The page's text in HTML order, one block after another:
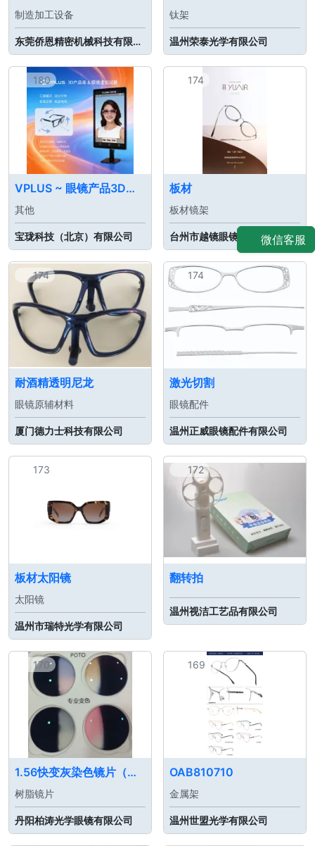
制造加工设备
东莞侨恩精密机械科技有限公司
钛架
温州荣泰光学有限公司
180
VPLUS ~ 眼镜产品3D建库/电商/虚拟试戴软件
其他
宝珑科技（北京）有限公司
174
板材
板材镜架
台州市越镜眼镜有限公司
174
耐酒精透明尼龙
眼镜原辅材料
厦门德力士科技有限公司
174
激光切割
眼镜配件
温州正威眼镜配件有限公司
173
板材太阳镜
太阳镜
温州市瑞特光学有限公司
172
翻转拍
温州视洁工艺品有限公司
170
1.56快变灰染色镜片（渐变色）
树脂镜片
丹阳柏涛光学眼镜有限公司
169
OAB810710
金属架
温州世盟光学有限公司
微信客服